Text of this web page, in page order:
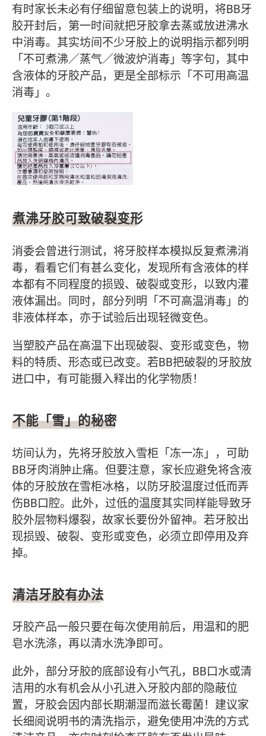
有时家长未必有仔细留意包装上的说明，将BB牙
胶开封后，第一时间就把牙胶拿去蒸或放进沸水
中消毒。其实坊间不少牙胶上的说明指示都列明
「不可煮沸／蒸气／微波炉消毒」等字句，其中
含液体的牙胶产品，更是全部标示「不可用高温
消毒」。
煮沸牙胶可致破裂变形
消委会曾进行测试，将牙胶样本模拟反复煮沸消
毒，看看它们有甚么变化，发现所有含液体的样
本都有不同程度的损毁、破裂或变形，以致内灌
液体漏出。同时，部分列明「不可高温消毒」的
非液体样本，亦于试验后出现轻微变色。
当塑胶产品在高温下出现破裂、变形或变色，物
料的特质、形态或已改变。若BB把破裂的牙胶放
进口中，有可能摄入释出的化学物质！
不能「雪」的秘密
坊间认为，先将牙胶放入雪柜「冻一冻」，可助
BB牙肉消肿止痛。但要注意，家长应避免将含液
体的牙胶放在雪柜冰格，以防牙胶温度过低而弄
伤BB口腔。此外，过低的温度其实同样能导致牙
胶外层物料爆裂，故家长要份外留神。若牙胶出
现损毁、破裂、变形或变色，必须立即停用及弃
掉。
清洁牙胶有办法
牙胶产品一般只要在每次使用前后，用温和的肥
皂水洗涤，再以清水洗净即可。
此外，部分牙胶的底部设有小气孔，BB口水或清
洁用的水有机会从小孔进入牙胶内部的隐蔽位
置，牙胶会因内部长期潮湿而滋长霉菌！建议家
长细阅说明书的清洗指示，避免使用冲洗的方式